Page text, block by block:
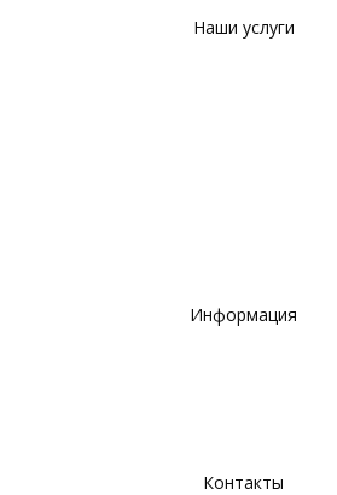
Наши услуги
Информация
Контакты